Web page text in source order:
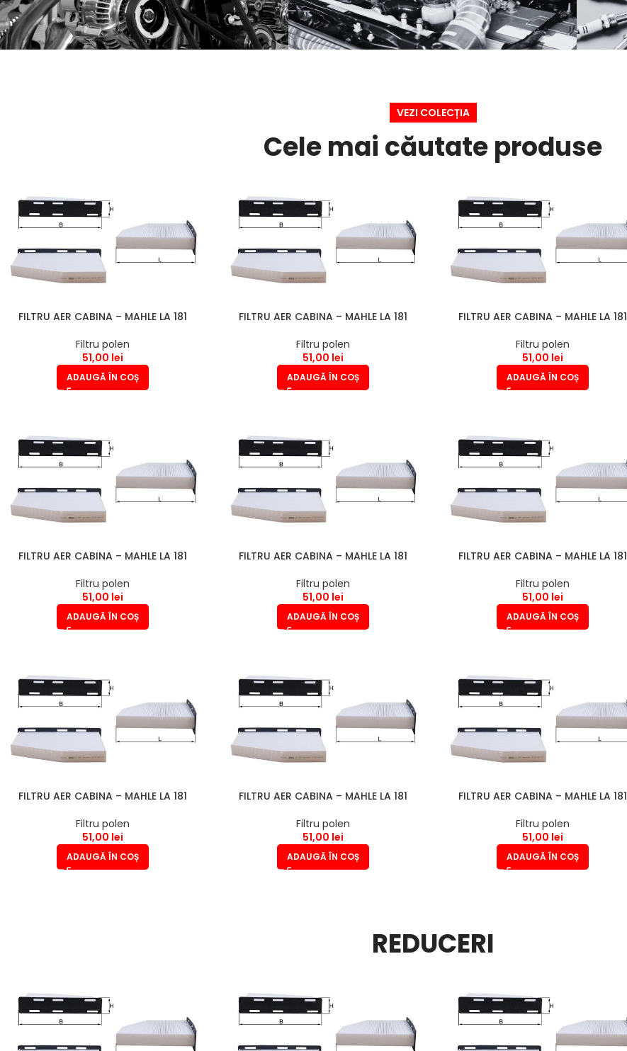
VEZI COLECȚIA
Cele mai căutate produse
FILTRU AER CABINA – MAHLE LA 181
Filtru polen
51,00 lei
ADAUGĂ ÎN COȘ
FILTRU AER CABINA – MAHLE LA 181
Filtru polen
51,00 lei
ADAUGĂ ÎN COȘ
FILTRU AER CABINA – MAHLE LA 181
Filtru polen
51,00 lei
ADAUGĂ ÎN COȘ
FILTRU AER CABINA – MAHLE LA 181
Filtru polen
51,00 lei
ADAUGĂ ÎN COȘ
FILTRU AER CABINA – MAHLE LA 181
Filtru polen
51,00 lei
ADAUGĂ ÎN COȘ
FILTRU AER CABINA – MAHLE LA 181
Filtru polen
51,00 lei
ADAUGĂ ÎN COȘ
FILTRU AER CABINA – MAHLE LA 181
Filtru polen
51,00 lei
ADAUGĂ ÎN COȘ
FILTRU AER CABINA – MAHLE LA 181
Filtru polen
51,00 lei
ADAUGĂ ÎN COȘ
FILTRU AER CABINA – MAHLE LA 181
Filtru polen
51,00 lei
ADAUGĂ ÎN COȘ
REDUCERI